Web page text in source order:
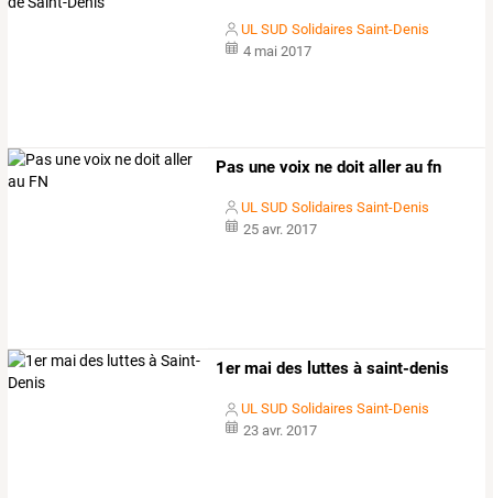
UL SUD Solidaires Saint-Denis
4 mai 2017
Pas une voix ne doit aller au fn
UL SUD Solidaires Saint-Denis
25 avr. 2017
1er mai des luttes à saint-denis
UL SUD Solidaires Saint-Denis
23 avr. 2017